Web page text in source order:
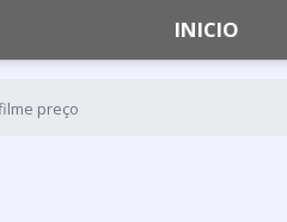
INICIO
preço